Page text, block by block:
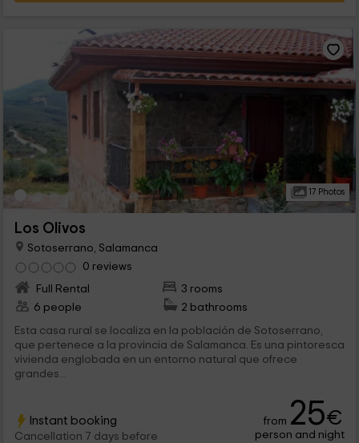
17 Photos
Los Olivos
Sotoserrano, Salamanca
0 reviews
Full Rental
3 rooms
6 people
2 bathrooms
Esta casa rural se localiza en la población de Sotoserrano,
que pertenece a la provincia de Salamanca. Es una pintoresca
vivienda englobada en un entorno natural que ofrece
grandes...
Instant booking
Cancellation 7 days before
from 25€
person and night